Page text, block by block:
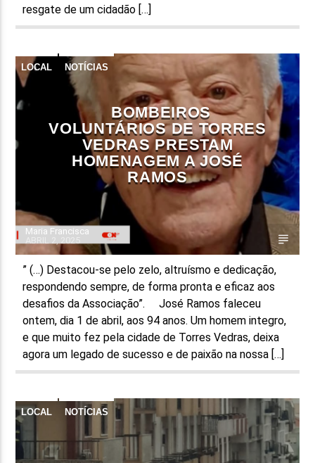
resgate de um cidadão […]
LOCAL NOTÍCIAS
BOMBEIROS
VOLUNTÁRIOS DE TORRES
VEDRAS PRESTAM
HOMENAGEM A JOSÉ
RAMOS
Maria Francisca
” (…) Destacou-se pelo zelo, altruísmo e dedicação,
respondendo sempre, de forma pronta e eficaz aos
desafios da Associação”. José Ramos faleceu
ontem, dia 1 de abril, aos 94 anos. Um homem integro,
e que muito fez pela cidade de Torres Vedras, deixa
agora um legado de sucesso e de paixão na nossa […]
LOCAL NOTÍCIAS